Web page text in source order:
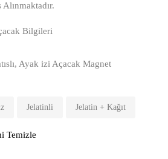
Bilgileri
Ayak izi Açacak Magnet
Jelatinli Jelatin + Kağıt
Temizle